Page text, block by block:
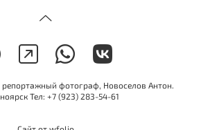
фотограф, Новоселов Антон.
Тел: +7 (923) 283-54-61